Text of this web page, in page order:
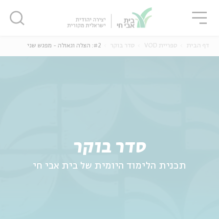
סדר בוקר
תכנית הלימוד היומית של בית אבי חי
דף הבית ספריית VOD סדר בוקר #2: הצלה וגאולה - מפגש שני
סגור